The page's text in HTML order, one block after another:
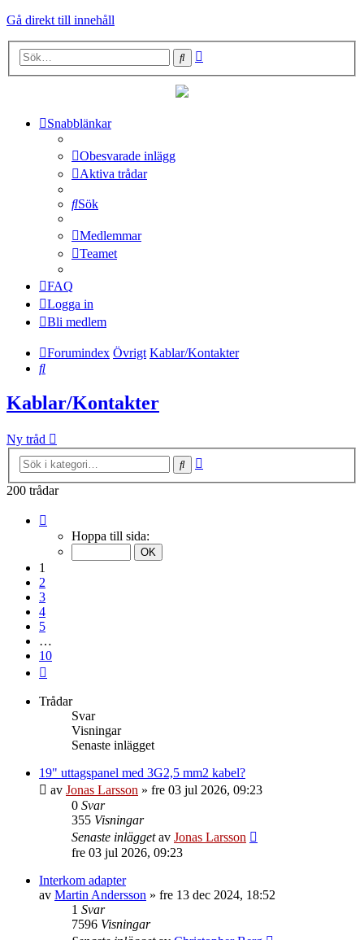
Gå direkt till innehåll
Sök
Snabblänkar
Obesvarade inlägg
Aktiva trådar
Sök
Medlemmar
Teamet
FAQ
Logga in
Bli medlem
Forumindex Övrigt Kablar/Kontakter
Sök
Kablar/Kontakter
Ny tråd
Sök
200 trådar
Hoppa till sida:
1
2
3
4
5
…
10
Trådar
Svar
Visningar
Senaste inlägget
19" uttagspanel med 3G2,5 mm2 kabel?
av Jonas Larsson » fre 03 jul 2026, 09:23
0 Svar
355 Visningar
Senaste inläggetav Jonas Larsson
fre 03 jul 2026, 09:23
Interkom adapter
av Martin Andersson » fre 13 dec 2024, 18:52
1 Svar
7596 Visningar